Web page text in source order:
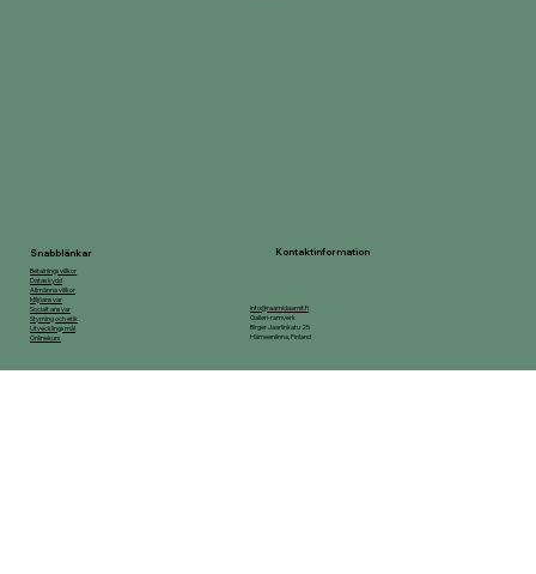
Betalningsvillkor
Dataskydd
Allmänna villkor
Miljöansvar
Socialt ansvar
Styrning och etik
Utvecklingsmål
Onlinekurs
Snabblänkar Kontaktinformation
info@raamidaamit.fi
Galleri-ramverk
Birger Jaarlinkatu 25
Hämeenlinna, Finland